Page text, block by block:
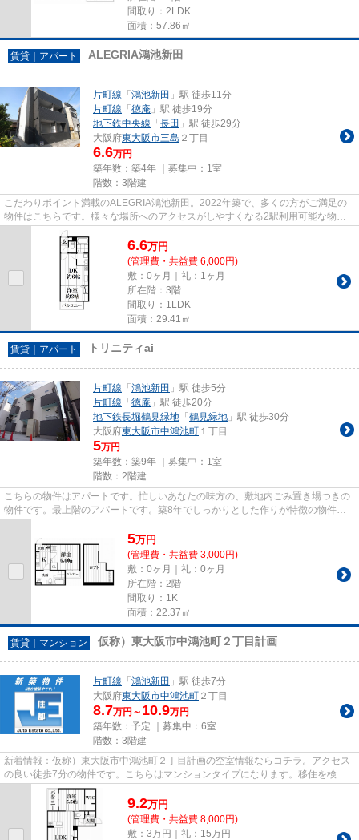
間取り：2LDK
面積：57.86㎡
賃貸｜アパート ALEGRIA鴻池新田
片町線 「 鴻池新田 」駅 徒歩11分
片町線 「 徳庵 」駅 徒歩19分
地下鉄中央線 「 長田 」駅 徒歩29分
大阪府東大阪市三島 ２丁目
6.6万円
築年数：築4年 ｜募集中： 1室
階数：3階建
こだわりポイント満載のALEGRIA鴻池新田。2022年築で、多くの方がご満足の
物件はこちらです。様々な場所へのアクセスがしやすくなる2駅利用可能な物件
です。新しいのでこだわりの多い...
6.6万円
(管理費・共益費 6,000円)
敷：0ヶ月｜礼：1ヶ月
所在階：3階
間取り：1LDK
面積：29.41㎡
賃貸｜アパート トリニティai
片町線 「 鴻池新田 」駅 徒歩5分
片町線 「 徳庵 」駅 徒歩20分
地下鉄長堀鶴見緑地 「 鶴見緑地 」駅 徒歩30分
大阪府東大阪市中鴻池町 １丁目
5万円
築年数：築9年 ｜募集中： 1室
階数：2階建
こちらの物件はアパートです。忙しいあなたの味方の、敷地内ごみ置き場つきの
物件です。最上階のアパートです。築8年でしっかりとした作りが特徴の物件で
5万円
(管理費・共益費 3,000円)
敷：0ヶ月｜礼：0ヶ月
所在階：2階
間取り：1K
面積：22.37㎡
賃貸｜マンション 仮称）東大阪市中鴻池町２丁目計画
片町線 「 鴻池新田 」駅 徒歩7分
大阪府東大阪市中鴻池町 ２丁目
8.7万円～ 10.9万円
築年数：予定 ｜募集中： 6室
階数：3階建
新着情報：仮称）東大阪市中鴻池町２丁目計画の空室情報ならコチラ。アクセス
の良い徒歩7分の物件です。こちらはマンションタイプになります。移住を検討
しているなら、住都エステート...
9.2万円
(管理費・共益費 8,000円)
敷：3万円｜礼：15万円